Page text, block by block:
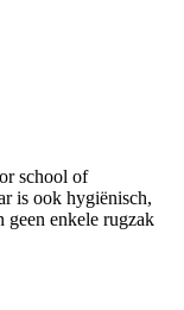
school of
is ook hygiënisch,
geen enkele rugzak